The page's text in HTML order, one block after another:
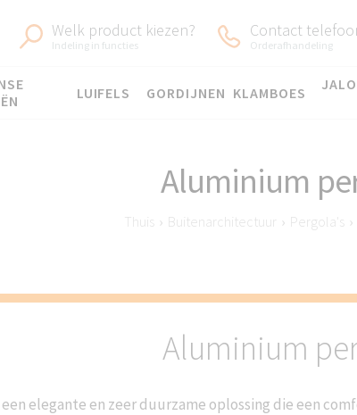
Welk product kiezen?
Indeling in functies
Contact
Orderafhandeling
LUIFELS GORDIJNEN KLAMBOES
Aluminium
Thuis › Buitenarchitectuur › Pergola's ›
Aluminium
elegante en zeer duurzame oplossing die een